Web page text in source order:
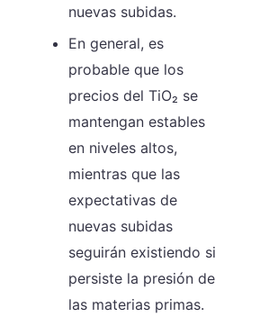
nuevas subidas.
En general, es
probable que los
precios del TiO₂ se
mantengan estables
en niveles altos,
mientras que las
expectativas de
nuevas subidas
seguirán existiendo si
persiste la presión de
las materias primas.